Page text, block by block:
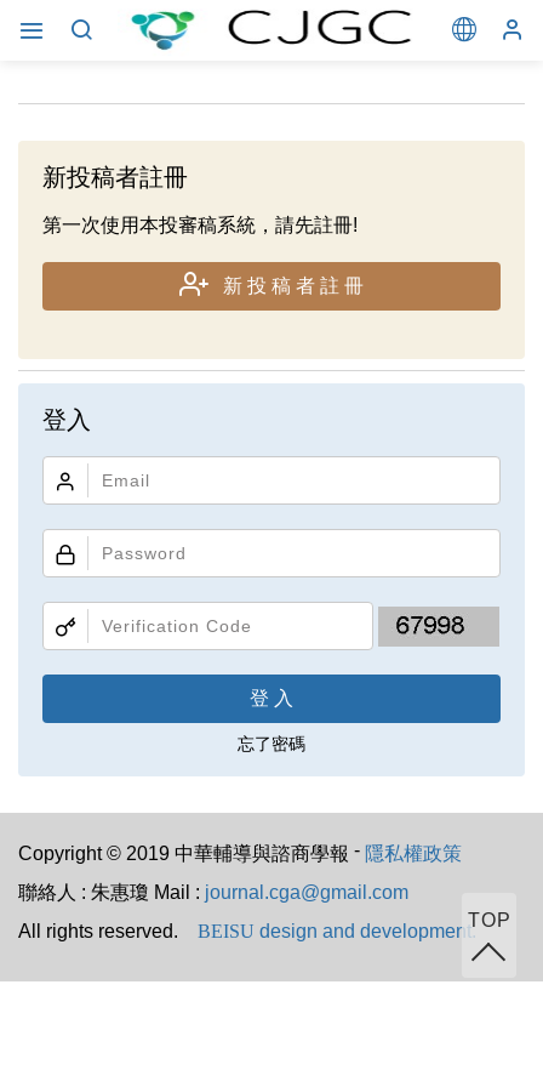
新投稿者註冊
第一次使用本投審稿系統，請先註冊!
新投稿者註冊
登入
登入
忘了密碼
TOP
Copyright © 2019 中華輔導與諮商學報 - 隱私權政策
聯絡人 : 朱惠瓊 Mail : journal.cga@gmail.com
All rights reserved. BEISU design and development.